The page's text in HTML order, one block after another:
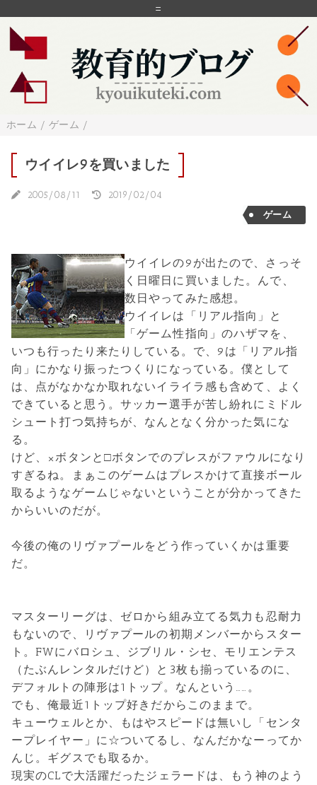
=
ホーム / ゲーム /
ウイイレ9を買いました
2005/08/11
2019/02/04
ゲーム
ウイイレの9が出たので、さっそ
く日曜日に買いました。んで、
数日やってみた感想。
ウイイレは「リアル指向」と
「ゲーム性指向」のハザマを、
いつも行ったり来たりしている。で、9は「リアル指
向」にかなり振ったつくりになっている。僕として
は、点がなかなか取れないイライラ感も含めて、よく
できていると思う。サッカー選手が苦し紛れにミドル
シュート打つ気持ちが、なんとなく分かった気にな
る。
けど、×ボタンと□ボタンでのプレスがファウルになり
すぎるね。まぁこのゲームはプレスかけて直接ボール
取るようなゲームじゃないということが分かってきた
からいいのだが。
今後の俺のリヴァプールをどう作っていくかは重要
だ。
マスターリーグは、ゼロから組み立てる気力も忍耐力
もないので、リヴァプールの初期メンバーからスター
ト。FWにバロシュ、ジブリル・シセ、モリエンテス
（たぶんレンタルだけど）と3枚も揃っているのに、
デフォルトの陣形は1トップ。なんという……。
でも、俺最近1トップ好きだからこのままで。
キューウェルとか、もはやスピードは無いし「センタ
ープレイヤー」に☆ついてるし、なんだかなーってか
んじ。ギグスでも取るか。
現実のCLで大活躍だったジェラードは、もう神のよう